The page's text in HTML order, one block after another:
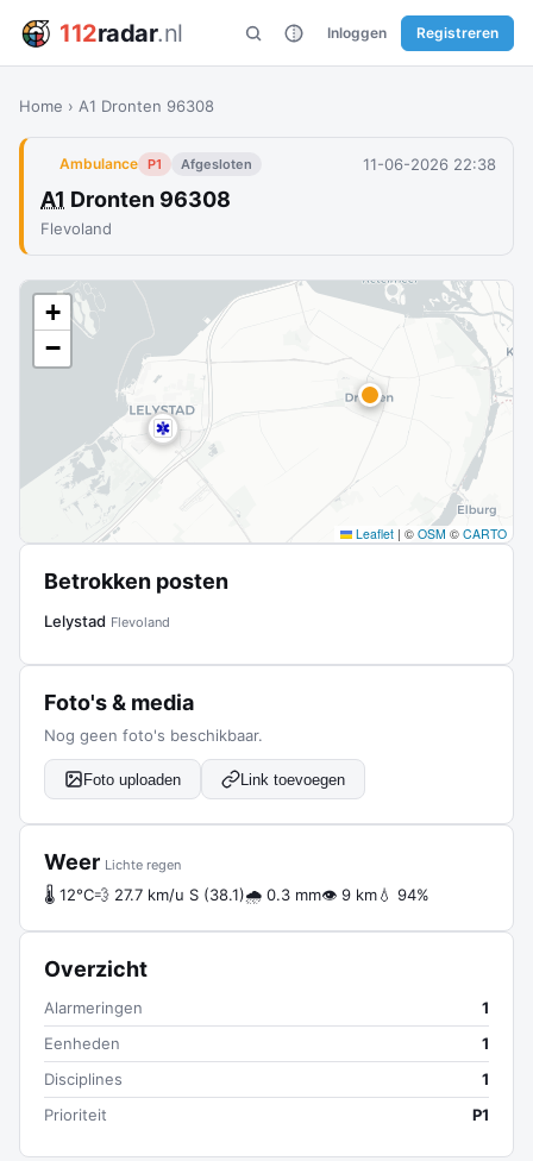
112radar.nl Inloggen Registreren
Home › A1 Dronten 96308
Ambulance P1 Afgesloten 11-06-2026 22:38
A1 Dronten 96308
Flevoland
+
−
Leaflet | © OSM © CARTO
Betrokken posten
Lelystad Flevoland
Foto's & media
Nog geen foto's beschikbaar.
Foto uploaden Link toevoegen
Weer Lichte regen
🌡 12°C💨 27.7 km/u S (38.1)🌧 0.3 mm👁 9 km💧 94%
Overzicht
Alarmeringen
1
Eenheden
1
Disciplines
1
Prioriteit
P1